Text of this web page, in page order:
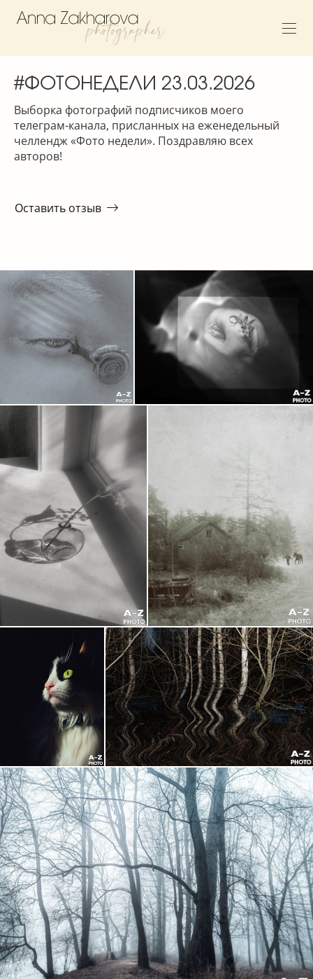
#ФОТОНЕДЕЛИ 23.03.2026
Выборка фотографий подписчиков моего
телеграм-канала, присланных на еженедельный
челлендж «Фото недели». Поздравляю всех
авторов!
Оставить отзыв